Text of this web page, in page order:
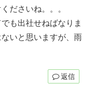
ださいね。。。
も出社せねばなりま
いと思いますが、雨
返信